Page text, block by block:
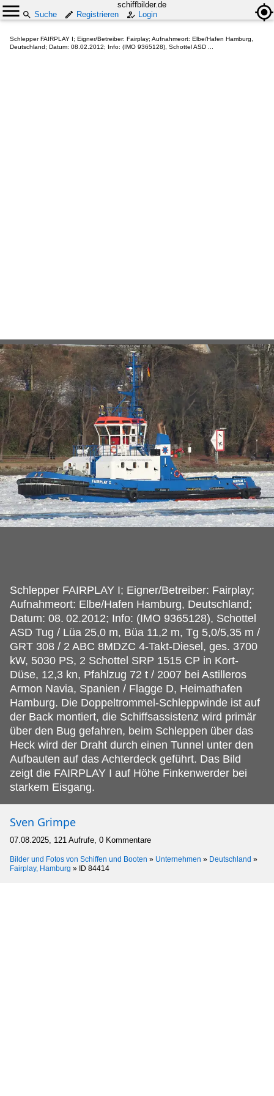
schiffbilder.de
Suche
Registrieren Login
Schlepper FAIRPLAY I; Eigner/Betreiber: Fairplay; Aufnahmeort: Elbe/Hafen Hamburg,
Deutschland; Datum: 08.02.2012; Info: (IMO 9365128), Schottel ASD ...
Schlepper FAIRPLAY I; Eigner/Betreiber: Fairplay;
Aufnahmeort: Elbe/Hafen Hamburg, Deutschland;
Datum: 08. 02.2012; Info: (IMO 9365128), Schottel
ASD Tug / Lüa 25,0 m, Büa 11,2 m, Tg 5,0/5,35 m /
GRT 308 / 2 ABC 8MDZC 4-Takt-Diesel, ges. 3700
kW, 5030 PS, 2 Schottel SRP 1515 CP in Kort-
Düse, 12,3 kn, Pfahlzug 72 t / 2007 bei Astilleros
Armon Navia, Spanien / Flagge D, Heimathafen
Hamburg. Die Doppeltrommel-Schleppwinde ist auf
der Back montiert, die Schiffsassistenz wird primär
über den Bug gefahren, beim Schleppen über das
Heck wird der Draht durch einen Tunnel unter den
Aufbauten auf das Achterdeck geführt. Das Bild
zeigt die FAIRPLAY I auf Höhe Finkenwerder bei
starkem Eisgang.
Sven Grimpe
07.08.2025, 121 Aufrufe, 0 Kommentare
Bilder und Fotos von Schiffen und Booten » Unternehmen » Deutschland »
Fairplay, Hamburg » ID 84414